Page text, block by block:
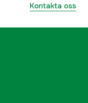
Kontakta oss